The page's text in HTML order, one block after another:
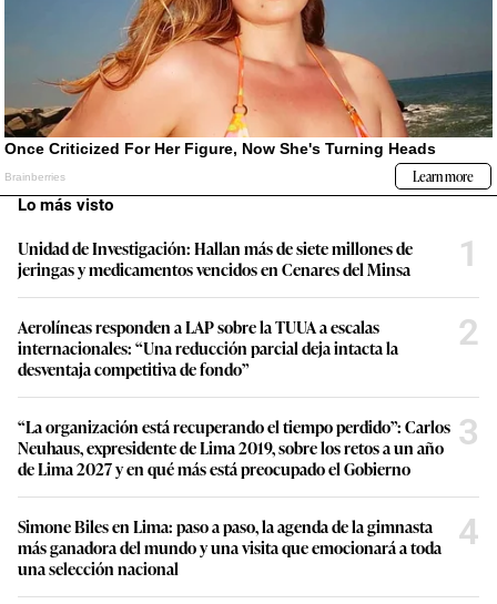
Lo más visto
Unidad de Investigación: Hallan más de siete millones de
jeringas y medicamentos vencidos en Cenares del Minsa
1
Aerolíneas responden a LAP sobre la TUUA a escalas
internacionales: “Una reducción parcial deja intacta la
desventaja competitiva de fondo”
2
“La organización está recuperando el tiempo perdido”: Carlos
Neuhaus, expresidente de Lima 2019, sobre los retos a un año
de Lima 2027 y en qué más está preocupado el Gobierno
3
Simone Biles en Lima: paso a paso, la agenda de la gimnasta
más ganadora del mundo y una visita que emocionará a toda
una selección nacional
4